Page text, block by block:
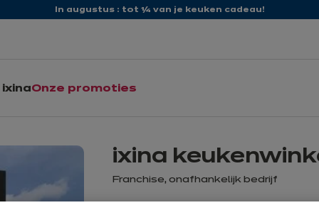
In augustus : tot ¼ van je keuken cadeau!
ixinaOnze promoties
ixina
Franchise, onafhankelijk bedrijf